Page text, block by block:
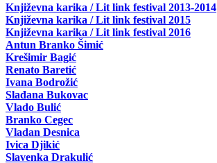
Književna karika / Lit link festival 2013-2014
Književna karika / Lit link festival 2015
Književna karika / Lit link festival 2016
Antun Branko Šimić
Krešimir Bagić
Renato Baretić
Ivana Bodrožić
Slađana Bukovac
Vlado Bulić
Branko Cegec
Vladan Desnica
Ivica Djikić
Slavenka Drakulić